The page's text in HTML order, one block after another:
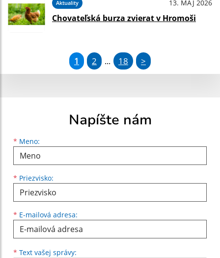
Aktuality 13. MÁJ 2026
Chovateľská burza zvierat v Hromoši
1 2 ... 18 >
Napíšte nám
* Meno:
Meno
* Priezvisko:
Priezvisko
* E-mailová adresa:
E-mailová adresa
* Text vašej správy: